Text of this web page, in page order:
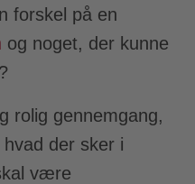
forskel på en
og noget, der kunne
rolig gennemgang,
der sker i
være